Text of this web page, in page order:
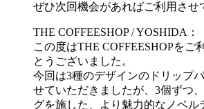
ぜひ次回機会があればご利用させ
THE COFFEESHOP / YOSHIDA：
この度はTHE COFFEESHOPをご
とうございました。
今回は3種のデザインのドリップ
せていただきましたが、3個ずつ
グを施した、より魅力的なノベ